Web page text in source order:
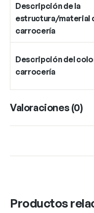
Descripción de la
estructura/material
carrocería
Descripción del
carrocería
Valoraciones (0)
Productos